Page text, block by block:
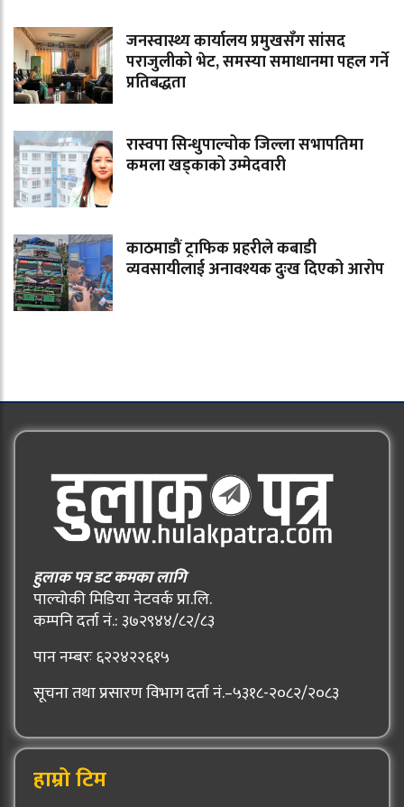
जनस्वास्थ्य कार्यालय प्रमुखसँग सांसद
पराजुलीको भेट, समस्या समाधानमा पहल गर्ने
प्रतिबद्धता
रास्वपा सिन्धुपाल्चोक जिल्ला सभापतिमा
कमला खड्काको उम्मेदवारी
काठमाडौं ट्राफिक प्रहरीले कबाडी
व्यवसायीलाई अनावश्यक दुःख दिएको आरोप
हुलाक पत्र डट कमका लागि
पाल्चोकी मिडिया नेटवर्क प्रा.लि.
कम्पनि दर्ता नं.: ३७२९४४/८२/८३
पान नम्बरः ६२२४२२६१५
सूचना तथा प्रसारण विभाग दर्ता नं.–५३१८-२०८२/२०८३
हाम्रो टिम